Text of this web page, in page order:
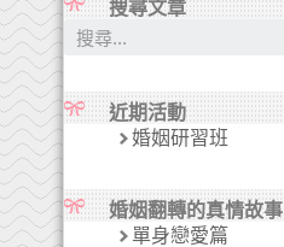
搜尋文章
近期活動
婚姻研習班
婚姻翻轉的真情故事
單身戀愛篇